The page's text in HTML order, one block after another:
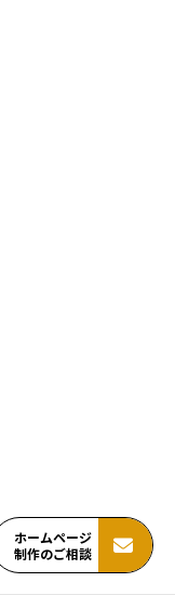
ホームページ
制作のご相談